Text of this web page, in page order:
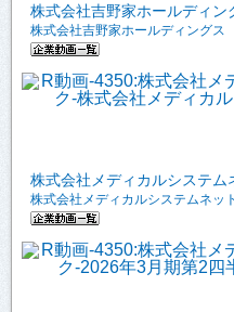
株式会社吉野家ホールディ
株式会社吉野家ホールディングス
株式会社メディカルシステム
株式会社メディカルシステムネッ